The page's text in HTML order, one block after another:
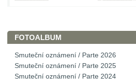
FOTOALBUM
Smuteční oznámení / Parte 2026
Smuteční oznámení / Parte 2025
Smuteční oznámení / Parte 2024